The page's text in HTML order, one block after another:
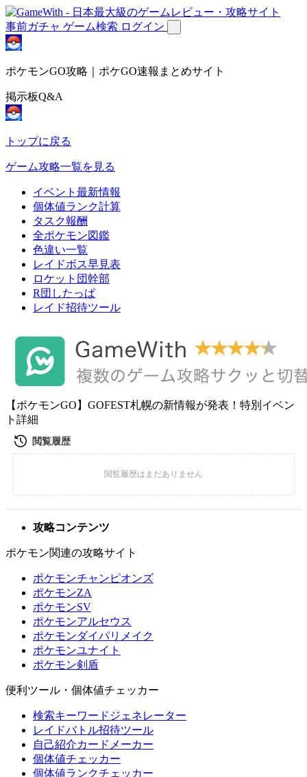
事前ガチャ ゲーム検索 ログイン
ポケモンGO攻略｜ポケGO速報まとめサイト
掲示板Q&A
トップに戻る
ゲーム攻略一覧を見る
イベント最新情報
個体値ランク計算
タスク報酬
全ポケモン図鑑
色違い一覧
レイドボス早見表
ロケット団幹部
R団したっぱ
レイド招待ツール
【ポケモンGO】GOFEST札幌の新情報が発表！特別イベン
ト詳細
攻略コンテンツ
ポケモン関連の攻略サイト
ポケモンチャンピオンズ
ポケモンZA
ポケモンSV
ポケモンアルセウス
ポケモンダイパリメイク
ポケモンユナイト
ポケモン剣盾
便利ツール・個体値チェッカー
検索キーワードジェネレーター
レイドバトル招待ツール
自己紹介カードメーカー
個体値チェッカー
個体値ランクチェッカー